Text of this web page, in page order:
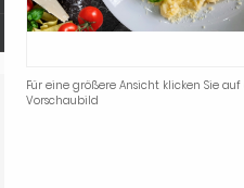
Für eine größere Ansicht klicken Sie auf
Vorschaubild